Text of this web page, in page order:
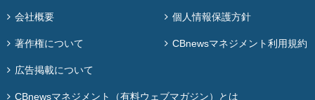
会社概要 個人情報保護方針
著作権について CBnewsマネジメント利用規約
広告掲載について
CBnewsマネジメント（有料ウェブマガジン）とは